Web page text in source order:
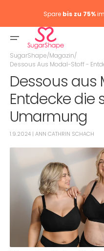
Sparebis zu 75%im
SugarShape/Magazin/
Dessous Aus Modal-Stoff -
Dessous
Entdecke die
Umarmung
1.9.2024 | ANN CATHRIN SCHACH